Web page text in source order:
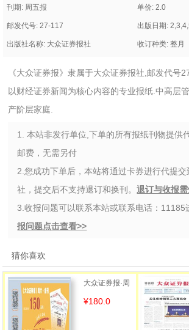
刊期: 周五报 单价: 2.0
邮发代号: 27-117 出版日期:
出版社名称: 大众证券报社 收订种类: 整月
《大众证券报》隶属于大众证券报社,邮发代号
以财经证券新闻为核心内容的专业报纸.中高层
产阶层家庭.
1. 本站非发行单位,下单的所有报纸刊物提供
邮费，无需另付
2.您成功下单后，本站将通过卡券进行代提
社，提交后不支持退订和换刊。退订与收报
3.收报问题可以联系本站或联系电话：11185
报问题点击查看>>
猜你喜欢
大众证券报·周
六金刊
¥180.0